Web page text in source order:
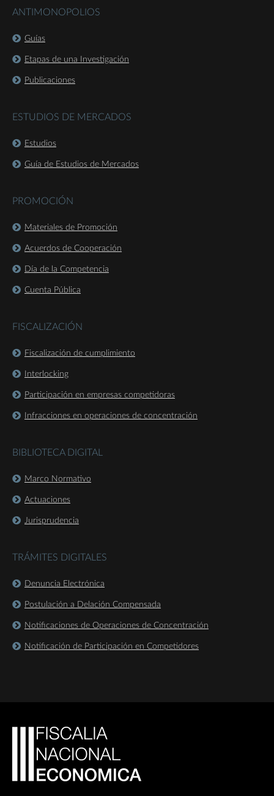
ANTIMONOPOLIOS
Guías
Etapas de una Investigación
Publicaciones
ESTUDIOS DE MERCADOS
Estudios
Guía de Estudios de Mercados
PROMOCIÓN
Materiales de Promoción
Acuerdos de Cooperación
Día de la Competencia
Cuenta Pública
FISCALIZACIÓN
Fiscalización de cumplimiento
Interlocking
Participación en empresas competidoras
Infracciones en operaciones de concentración
BIBLIOTECA DIGITAL
Marco Normativo
Actuaciones
Jurisprudencia
TRÁMITES DIGITALES
Denuncia Electrónica
Postulación a Delación Compensada
Notificaciones de Operaciones de Concentración
Notificación de Participación en Competidores